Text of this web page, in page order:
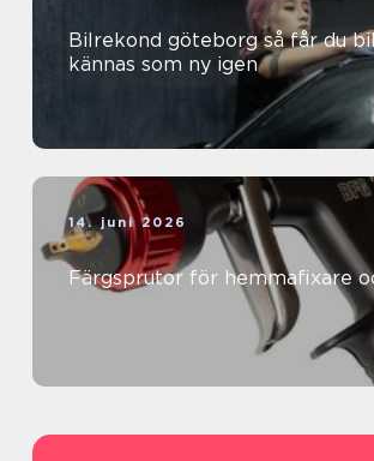
Bilrekond göteborg så får du bilen att
kännas som ny igen
14. juni 2026
Färgsprutor för hemmafixare